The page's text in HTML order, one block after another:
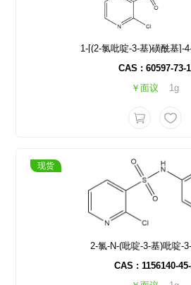
1-[(2-氯吡啶-3-基)磺酰基]-
CAS : 60597-73-1
￥面议
1g
现货
2-氯-N-(吡啶-3-基)吡啶-
CAS : 1156140-